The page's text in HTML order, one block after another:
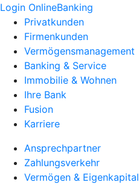
Login OnlineBanking
Privatkunden
Firmenkunden
Vermögensmanagement
Banking & Service
Immobilie & Wohnen
Ihre Bank
Fusion
Karriere
Ansprechpartner
Zahlungsverkehr
Vermögen & Eigenkapital